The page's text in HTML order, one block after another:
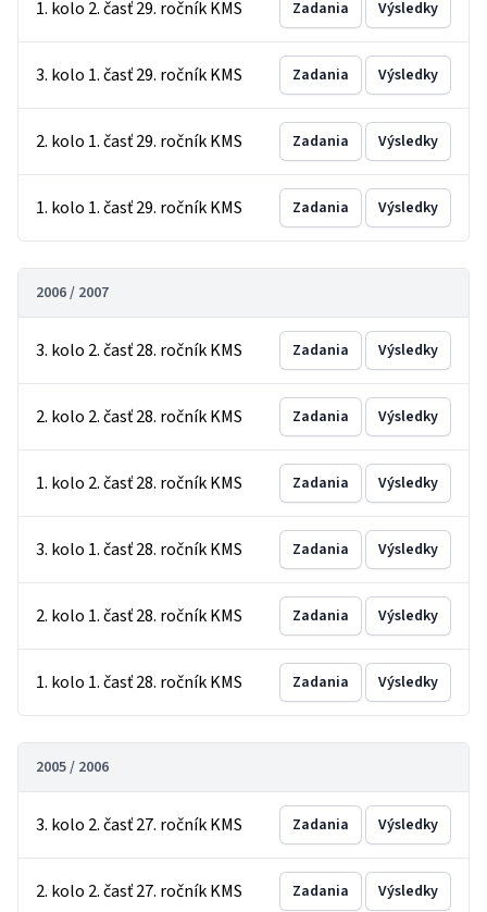
1. kolo 2. časť 29. ročník KMS Zadania Výsledky
3. kolo 1. časť 29. ročník KMS Zadania Výsledky
2. kolo 1. časť 29. ročník KMS Zadania Výsledky
1. kolo 1. časť 29. ročník KMS Zadania Výsledky
2006 / 2007
3. kolo 2. časť 28. ročník KMS Zadania Výsledky
2. kolo 2. časť 28. ročník KMS Zadania Výsledky
1. kolo 2. časť 28. ročník KMS Zadania Výsledky
3. kolo 1. časť 28. ročník KMS Zadania Výsledky
2. kolo 1. časť 28. ročník KMS Zadania Výsledky
1. kolo 1. časť 28. ročník KMS Zadania Výsledky
2005 / 2006
3. kolo 2. časť 27. ročník KMS Zadania Výsledky
2. kolo 2. časť 27. ročník KMS Zadania Výsledky